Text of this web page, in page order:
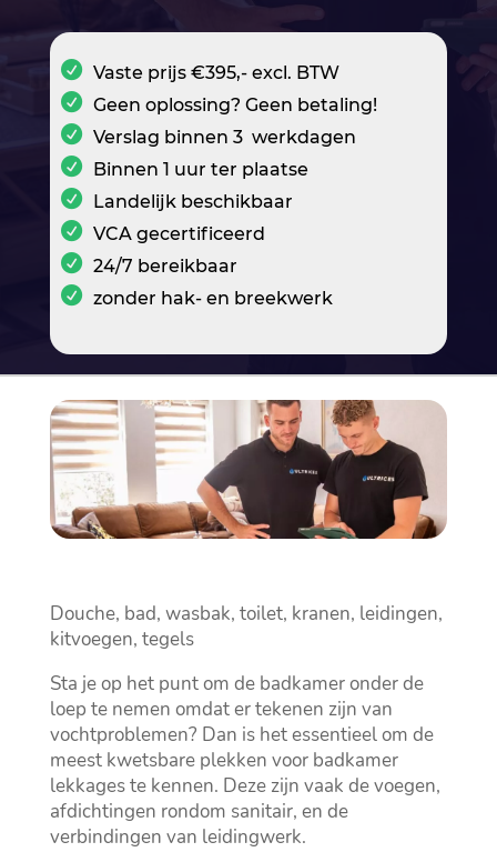
Vaste prijs €395,- excl. BTW
Geen oplossing? Geen betaling!
Verslag binnen 3 werkdagen
Binnen 1 uur ter plaatse
Landelijk beschikbaar
VCA gecertificeerd
24/7 bereikbaar
zonder hak- en breekwerk
Douche, bad, wasbak, toilet, kranen, leidingen,
kitvoegen, tegels
Sta je op het punt om de badkamer onder de
loep te nemen omdat er tekenen zijn van
vochtproblemen? Dan is het essentieel om de
meest kwetsbare plekken voor badkamer
lekkages te kennen.​ Deze zijn vaak de voegen,
afdichtingen rondom sanitair, en de
verbindingen van leidingwerk.​